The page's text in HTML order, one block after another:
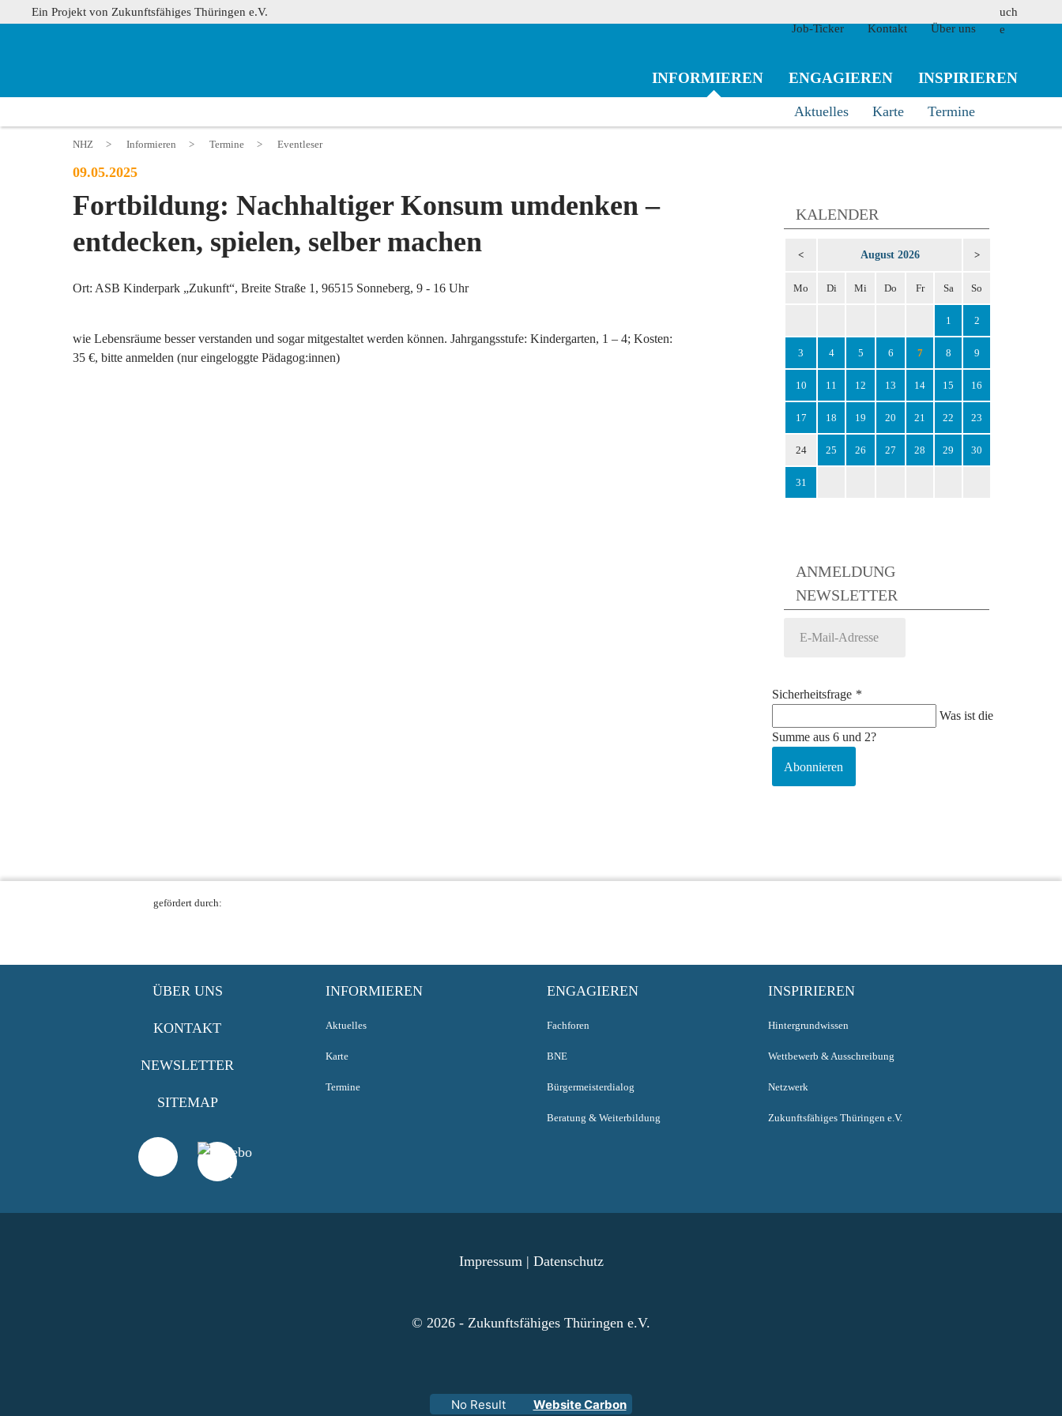
Ein Projekt von Zukunftsfähiges Thüringen e.V.
Job-Ticker
Kontakt Über uns
suchen
INFORMIEREN
Aktuelles Karte Termine
ENGAGIEREN INSPIRIEREN
NHZ > Informieren > Termine > Eventleser
09.05.2025
Fortbildung: Nachhaltiger Konsum umdenken –
entdecken, spielen, selber machen
Ort: ASB Kinderpark „Zukunft“, Breite Straße 1, 96515 Sonneberg, 9 - 16 Uhr
wie Lebensräume besser verstanden und sogar mitgestaltet werden können. Jahrgangsstufe: Kindergarten, 1 – 4; Kosten:
35 €, bitte anmelden (nur eingeloggte Pädagog:innen)
KALENDER
< August 2026 >
Mo Di Mi Do Fr Sa So
1 2
3 4 5 6 7 8 9
10 11 12 13 14 15 16
17 18 19 20 21 22 23
24 25 26 27 28 29 30
31
ANMELDUNG
NEWSLETTER
Sicherheitsfrage *
Was ist die
Summe aus 6 und 2?
Abonnieren
gefördert durch:
ÜBER UNS
KONTAKT
NEWSLETTER
SITEMAP
INFORMIEREN
Aktuelles
Karte
Termine
ENGAGIEREN
Fachforen
BNE
Bürgermeisterdialog
Beratung & Weiterbildung
INSPIRIEREN
Hintergrundwissen
Wettbewerb & Ausschreibung
Netzwerk
Zukunftsfähiges Thüringen e.V.
Impressum| Datenschutz
© 2026 - Zukunftsfähiges Thüringen e.V.
No Result Website Carbon